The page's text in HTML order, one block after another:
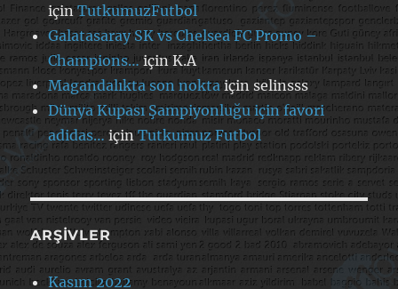
içinTutkumuzFutbol
Galatasaray SK vs Chelsea FC Promo –
Champions…içinK.A
Magandalıkta son nokta içinselinsss
Dünya Kupası Şampiyonluğu için favori
adidas… içinTutkumuz Futbol
ARŞIVLER
Kasım 2022